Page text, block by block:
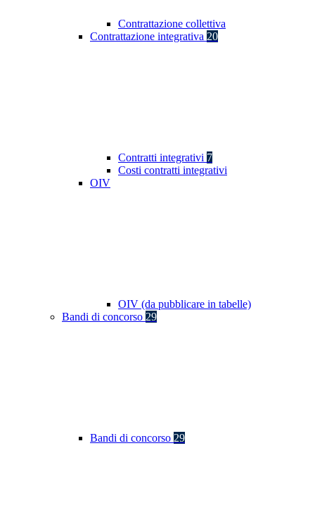
Contrattazione collettiva
Contrattazione integrativa 20
Contratti integrativi 7
Costi contratti integrativi
OIV
OIV (da pubblicare in tabelle)
Bandi di concorso 29
Bandi di concorso 29